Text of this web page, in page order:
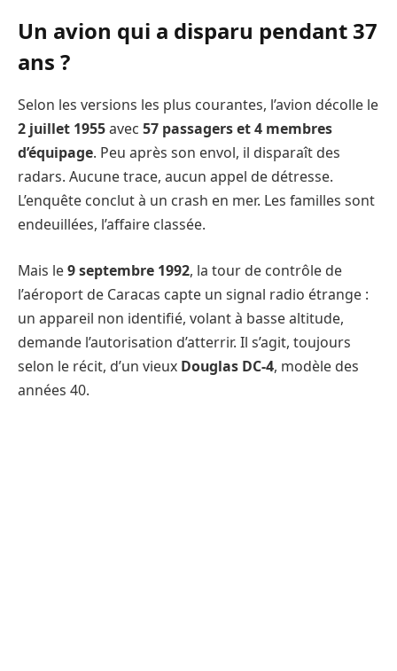
Un avion qui a disparu pendant 37
ans ?
Selon les versions les plus courantes, l’avion décolle le
2 juillet 1955avec 57 passagers et 4 membres
d’équipage. Peu après son envol, il disparaît des
radars. Aucune trace, aucun appel de détresse.
L’enquête conclut à un crash en mer. Les familles sont
endeuillées, l’affaire classée.
Mais le9 septembre 1992, la tour de contrôle de
l’aéroport de Caracas capte un signal radio étrange :
un appareil non identifié, volant à basse altitude,
demande l’autorisation d’atterrir. Il s’agit, toujours
selon le récit, d’un vieux Douglas DC-4, modèle des
années 40.